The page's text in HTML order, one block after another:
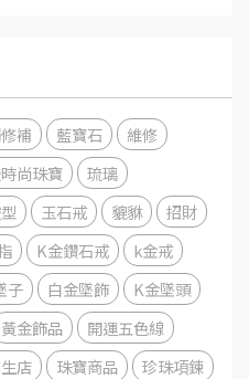
補 藍寶石
維修
尚珠寶
琉璃
玉石戒 貔貅
招財
K金鑽石戒
k金戒
子 白金墜飾
K金墜頭
黃金飾品
開運五色線
店 珠寶商品
珍珠項鍊